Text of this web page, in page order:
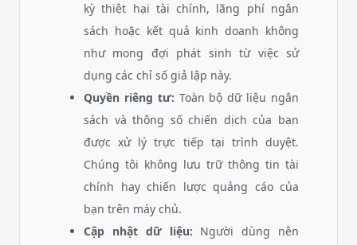
kỳ thiệt hại tài chính, lãng phí ngân
sách hoặc kết quả kinh doanh không
như mong đợi phát sinh từ việc sử
dụng các chỉ số giả lập này.
Quyền riêng tư: Toàn bộ dữ liệu ngân
sách và thông số chiến dịch của bạn
được xử lý trực tiếp tại trình duyệt.
Chúng tôi không lưu trữ thông tin tài
chính hay chiến lược quảng cáo của
bạn trên máy chủ.
Cập nhật dữ liệu: Người dùng nên